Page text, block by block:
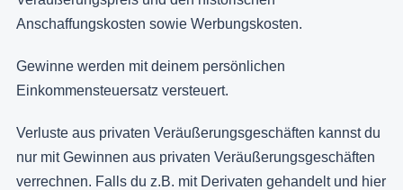
Anschaffungskosten sowie Werbungskosten.
Gewinne werden mit deinem persönlichen
Einkommensteuersatz versteuert.
Verluste aus privaten Veräußerungsgeschäften kannst du
nur mit Gewinnen aus privaten Veräußerungsgeschäften
verrechnen. Falls du z.B. mit Derivaten gehandelt und hier